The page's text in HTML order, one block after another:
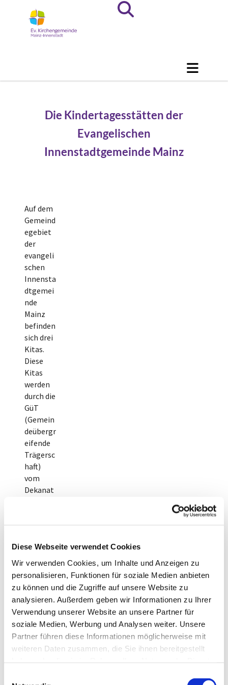
Diese Webseite verwendet Cookies
Wir verwenden Cookies, um Inhalte und Anzeigen zu
personalisieren, Funktionen für soziale Medien anbieten
zu können und die Zugriffe auf unsere Website zu
analysieren. Außerdem geben wir Informationen zu Ihrer
Verwendung unserer Website an unsere Partner für
soziale Medien, Werbung und Analysen weiter. Unsere
Partner führen diese Informationen möglicherweise mit
weiteren Daten zusammen, die Sie ihnen bereitgestellt
Die Kindertagesstätten der
Evangelischen
Innenstadtgemeinde Mainz
Auf dem
Gemeind
egebiet
der
evangeli
schen
Innensta
dtgemei
nde
Mainz
befinden
sich drei
Kitas.
Diese
Kitas
werden
durch die
GüT
(Gemein
deübergr
eifende
Trägersc
haft)
vom
Dekanat
t.
Informat
ionen zu
den
Einrichtu
ngen
sowie
Verweise
zur
Website
der
jeweilige